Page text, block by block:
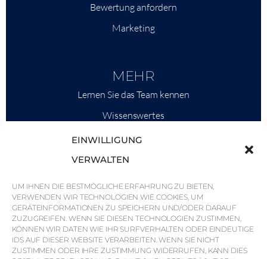
EINWILLIGUNG
VERWALTEN
UM IHNEN DIE BESTMÖGLICHE ERFAHRUNG ZU BIETEN,
VERWENDEN WIR TECHNOLOGIEN WIE COOKIES, UM
GERÄTEINFORMATIONEN ZU SPEICHERN UND/ODER DARAUF
ZUZUGREIFEN. WENN SIE DIESEN TECHNOLOGIEN ZUSTIMMEN,
KÖNNEN WIR DATEN WIE IHR SURFVERHALTEN ODER EINDEUTIGE
IDS AUF DIESER WEBSITE VERARBEITEN. WENN SIE NICHT
ZUSTIMMEN ODER IHRE ZUSTIMMUNG WIDERRUFEN, KANN DIES
Bewertung anfordern
Marketing
MEHR
Lernen Sie das Team kennen
Wissenswertes
Savills
Marktinformationen
Nachrichten & Veranstaltungen
Karten der Region
Gemeinschaft